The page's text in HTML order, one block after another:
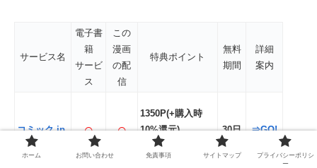
サービス名
電子書
籍
サービ
ス
この
漫画
の配
信
特典ポイント
無料
期間
詳細
案内
コミック.jp ○ ○
1350P(+購入時
10%還元)
※期間限定
30日 ⇒GO!
ホーム お問い合わせ 免責事項 サイトマップ
プライバシーポリシ
ー